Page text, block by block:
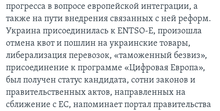
прогресса в вопросе европейской интеграции, а
также на пути внедрения связанных с ней реформ.
Украина присоединилась к ENTSO-E, произошла
отмена квот и пошлин на украинские товары,
либерализация перевозок, «таможенный безвиз»,
присоединение к программе «Цифровая Европа»,
был получен статус кандидата, сотни законов и
правительственных актов, направленных на
сближение с ЕС, напоминает портал правительства